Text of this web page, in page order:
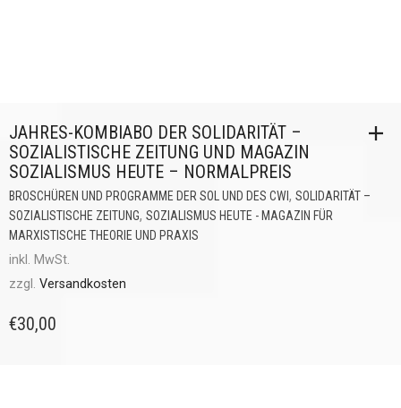
JAHRES-KOMBIABO DER SOLIDARITÄT –
SOZIALISTISCHE ZEITUNG UND MAGAZIN
SOZIALISMUS HEUTE – NORMALPREIS
BROSCHÜREN UND PROGRAMME DER SOL UND DES CWI, SOLIDARITÄT –
SOZIALISTISCHE ZEITUNG, SOZIALISMUS HEUTE - MAGAZIN FÜR
MARXISTISCHE THEORIE UND PRAXIS
inkl. MwSt.
zzgl. Versandkosten
€30,00